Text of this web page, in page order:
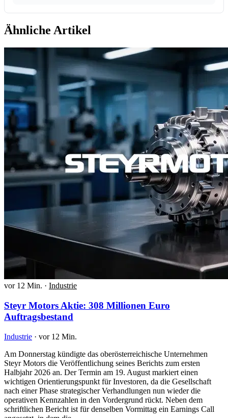
Ähnliche Artikel
vor 12 Min. · Industrie
Steyr Motors Aktie: 308 Millionen Euro
Auftragsbestand
Industrie · vor 12 Min.
Am Donnerstag kündigte das oberösterreichische Unternehmen
Steyr Motors die Veröffentlichung seines Berichts zum ersten
Halbjahr 2026 an. Der Termin am 19. August markiert einen
wichtigen Orientierungspunkt für Investoren, da die Gesellschaft
nach einer Phase strategischer Verhandlungen nun wieder die
operativen Kennzahlen in den Vordergrund rückt. Neben dem
schriftlichen Bericht ist für denselben Vormittag ein Earnings Call